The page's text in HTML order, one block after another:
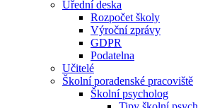
Úřední deska
Rozpočet školy
Výroční zprávy
GDPR
Podatelna
Učitelé
Školní poradenské pracoviště
Školní psycholog